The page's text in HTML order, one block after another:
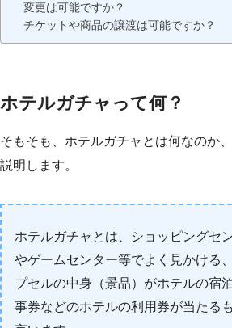
変更は可能ですか？
チケットや商品の譲渡は可能ですか？
ホテルガチャって何？
そもそも、ホテルガチャとは何なのか
説明します。
ホテルガチャとは、ショッピングセ
やゲームセンター等でよく見かける
プセルの中身（景品）がホテルの宿
事券などのホテルの利用券が当たる